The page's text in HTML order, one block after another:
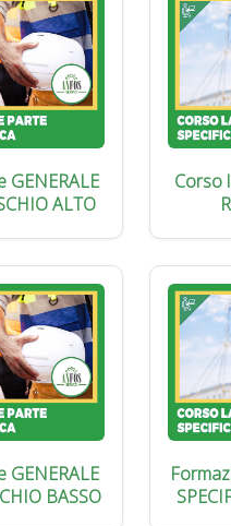
ALTO
Corso
BASSO